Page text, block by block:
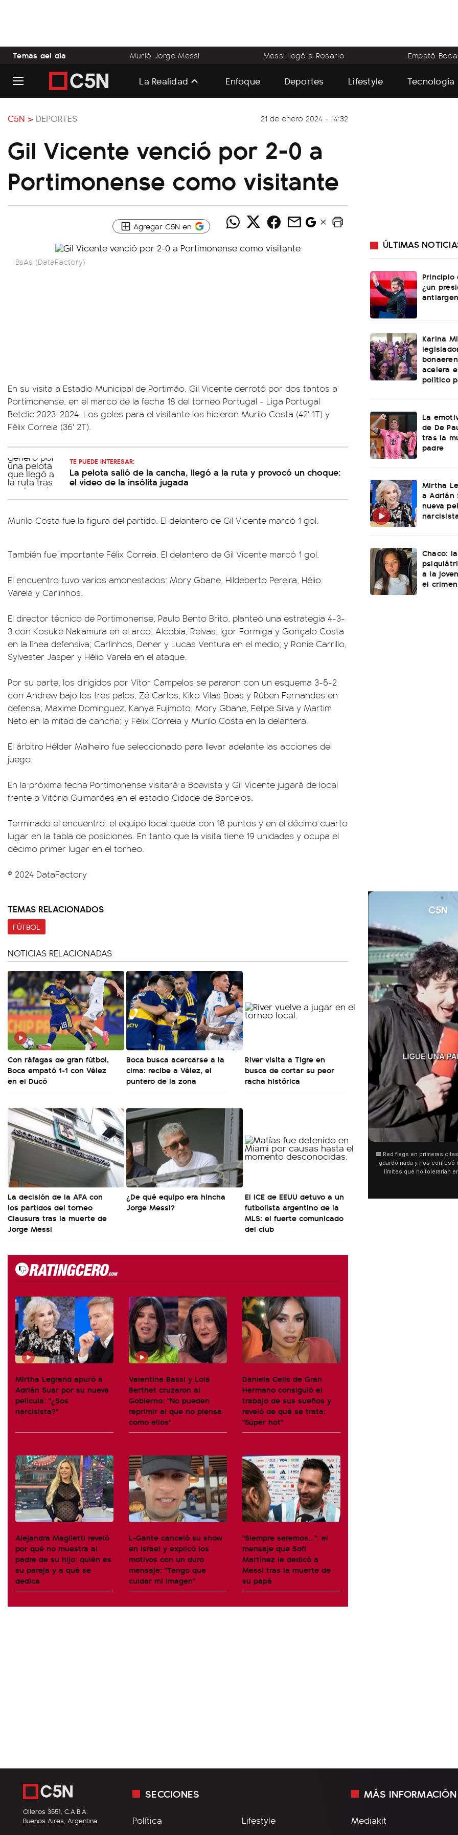
Temas del día Murió Jorge Messi Messi llegó a Rosario Empató Boca
La Realidad Enfoque Deportes Lifestyle Tecnología
C5N > DEPORTES 21 de enero 2024 - 14:32
Gil Vicente venció por 2-0 a
Portimonense como visitante
Agregar C5N en
BsAs (DataFactory)
En su visita a Estadio Municipal de Portimão, Gil Vicente derrotó por dos tantos a
Portimonense, en el marco de la fecha 18 del torneo Portugal - Liga Portugal
Betclic 2023-2024. Los goles para el visitante los hicieron Murilo Costa (42' 1T) y
Félix Correia (36' 2T).
TE PUEDE INTERESAR:
La pelota salió de la cancha, llegó a la ruta y provocó un choque:
el video de la insólita jugada
Murilo Costa fue la figura del partido. El delantero de Gil Vicente marcó 1 gol.
También fue importante Félix Correia. El delantero de Gil Vicente marcó 1 gol.
El encuentro tuvo varios amonestados: Mory Gbane, Hildeberto Pereira, Hélio
Varela y Carlinhos.
El director técnico de Portimonense, Paulo Bento Brito, planteó una estrategia 4-3-
3 con Kosuke Nakamura en el arco; Alcobia, Relvas, Igor Formiga y Gonçalo Costa
en la línea defensiva; Carlinhos, Dener y Lucas Ventura en el medio; y Ronie Carrillo,
Sylvester Jasper y Hélio Varela en el ataque.
Por su parte, los dirigidos por Vítor Campelos se pararon con un esquema 3-5-2
con Andrew bajo los tres palos; Zé Carlos, Kiko Vilas Boas y Rúben Fernandes en
defensa; Maxime Dominguez, Kanya Fujimoto, Mory Gbane, Felipe Silva y Martim
Neto en la mitad de cancha; y Félix Correia y Murilo Costa en la delantera.
El árbitro Hélder Malheiro fue seleccionado para llevar adelante las acciones del
juego.
En la próxima fecha Portimonense visitará a Boavista y Gil Vicente jugará de local
frente a Vitória Guimarães en el estadio Cidade de Barcelos.
Terminado el encuentro, el equipo local queda con 18 puntos y en el décimo cuarto
lugar en la tabla de posiciones. En tanto que la visita tiene 19 unidades y ocupa el
décimo primer lugar en el torneo.
© 2024 DataFactory
TEMAS RELACIONADOS
FÚTBOL
NOTICIAS RELACIONADAS
Con ráfagas de gran fútbol,
Boca empató 1-1 con Vélez
en el Ducó
Boca busca acercarse a la
cima: recibe a Vélez, el
puntero de la zona
River visita a Tigre en
busca de cortar su peor
racha histórica
La decisión de la AFA con
los partidos del torneo
Clausura tras la muerte de
Jorge Messi
¿De qué equipo era hincha
Jorge Messi?
El ICE de EEUU detuvo a un
futbolista argentino de la
MLS: el fuerte comunicado
del club
Mirtha Legrand apuró a
Adrián Suar por su nueva
película: "¿Sos
narcisista?"
Valentina Bassi y Lola
Berthet cruzaron al
Gobierno: "No pueden
reprimir al que no piensa
como ellos"
Daniela Celis de Gran
Hermano consiguió el
trabajo de sus sueños y
reveló de qué se trata:
"Súper hot"
Alejandra Maglietti reveló
por qué no muestra al
padre de su hijo: quién es
su pareja y a qué se
dedica
L-Gante canceló su show
en Israel y explicó los
motivos con un duro
mensaje: "Tengo que
cuidar mi imagen"
"Siempre seremos...": el
mensaje que Sofi
Martínez le dedicó a
Messi tras la muerte de
su papá
ÚLTIMAS
Principio
¿un
Karina
acelera
político
La
de De
tras la
padre
Mirtha
a Adrián
nueva
Chaco:
a la
el
🟥 Red flags en primeras citas La gente no se
🇧🇷 Tragedia en Río
helicóptero y
Una aeronave que
bosque de difícil
Vista. Las víctimas
Olleros 3551, C.A.B.A.
Buenos Aires, Argentina
SECCIONES
Política
Lifestyle
MÁS INFORMACIÓN
Mediakit